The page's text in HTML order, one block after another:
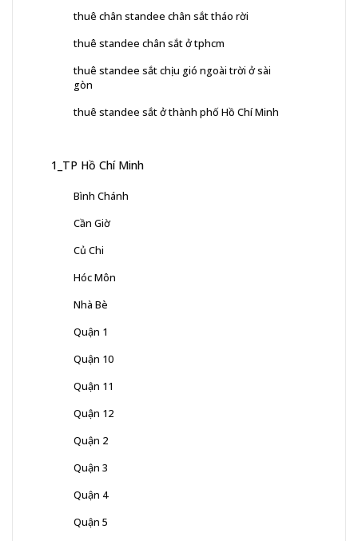
thuê chân standee chân sắt tháo rời
thuê standee chân sắt ở tphcm
thuê standee sắt chịu gió ngoài trời ở sài
gòn
thuê standee sắt ở thành phố Hồ Chí Minh
1_TP Hồ Chí Minh
Bình Chánh
Cần Giờ
Củ Chi
Hóc Môn
Nhà Bè
Quận 1
Quận 10
Quận 11
Quận 12
Quận 2
Quận 3
Quận 4
Quận 5